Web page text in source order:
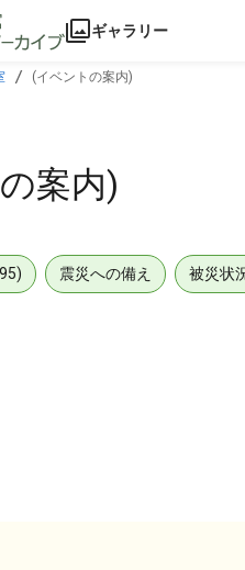
ギャラリー
(イベントの案内)
案内)
震災への備え 被災状